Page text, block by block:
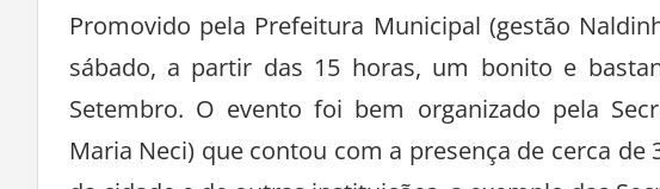
Promovido pela Prefeitura Municipal (gestão
sábado, a partir das 15 horas, um bonito e
Setembro. O evento foi bem organizado pela
Maria Neci) que contou com a presença de cerca